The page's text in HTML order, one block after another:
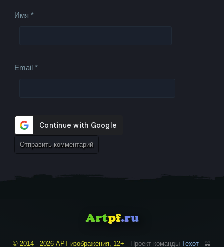
Имя*
Email*
© 2014 - 2026 АРТ изображения, 12+ Проект команды Техот 𝌴